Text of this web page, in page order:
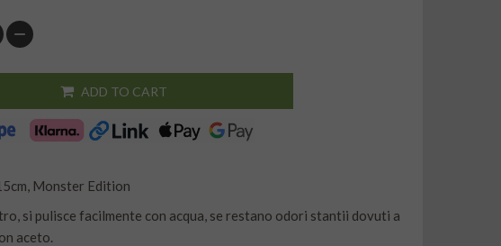
ADD TO CART
Monster Edition
si pulisce facilmente con acqua, se restano odori stantii dovuti a
aceto.